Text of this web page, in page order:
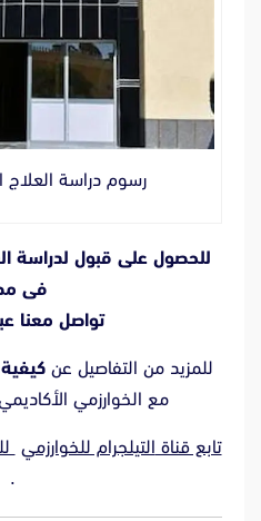
رسوم دراسة
للحصول على قبول لدراسة
فى
تواصل معنا
للمزيد من التفاصيل عن
مع الخوارزمي
تابع قناة التيلجرام للخوارزمي
.